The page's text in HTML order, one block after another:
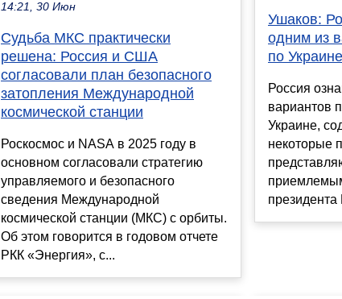
14:21, 30 Июн
Судьба МКС практически
решена: Россия и США
согласовали план безопасного
затопления Международной
космической станции
Роскосмос и NASA в 2025 году в
основном согласовали стратегию
управляемого и безопасного
сведения Международной
космической станции (МКС) с орбиты.
Об этом говорится в годовом отчете
РКК «Энергия», с...
Ушаков:
одним из
по Украине
Россия
вариантов
Украине,
некоторые